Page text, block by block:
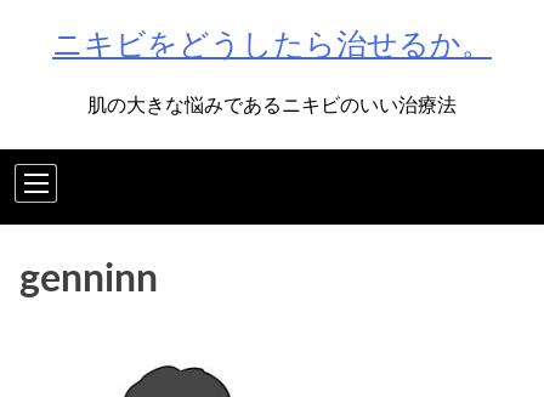
ニキビをどうしたら治せるか。
肌の大きな悩みであるニキビのいい治療法
genninn